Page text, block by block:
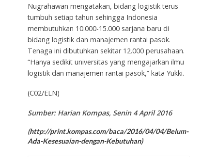
Nugrahawan mengatakan, bidang logistik terus
tumbuh setiap tahun sehingga Indonesia
membutuhkan 10.000-15.000 sarjana baru di
bidang logistik dan manajemen rantai pasok.
Tenaga ini dibutuhkan sekitar 12.000 perusahaan.
“Hanya sedikit universitas yang mengajarkan ilmu
logistik dan manajemen rantai pasok,” kata Yukki.
(C02/ELN)
Sumber: Harian Kompas, Senin 4 April 2016
(http://print.kompas.com/baca/2016/04/04/Belum-
Ada-Kesesuaian-dengan-Kebutuhan)